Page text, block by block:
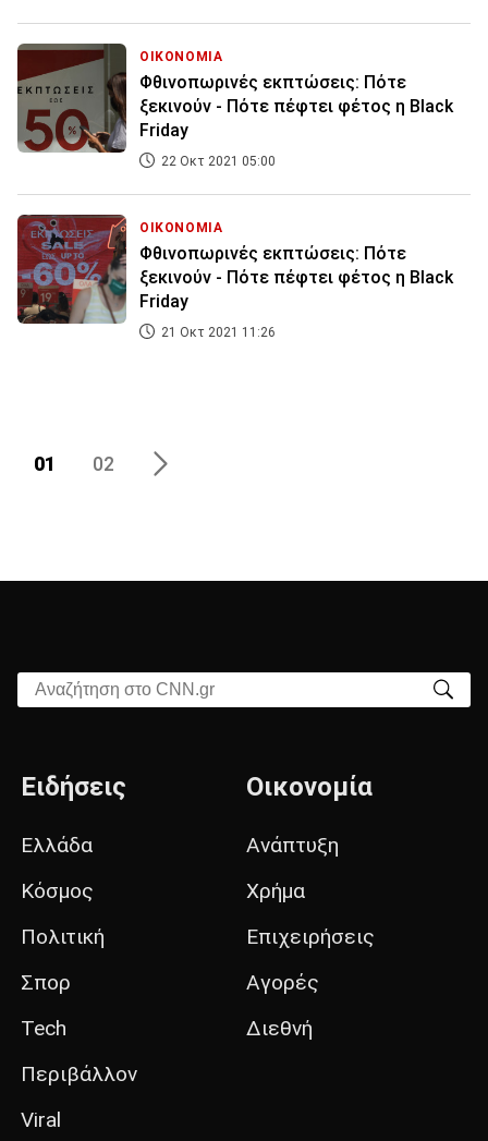
ΟΙΚΟΝΟΜΙΑ
Φθινοπωρινές εκπτώσεις: Πότε
ξεκινούν - Πότε πέφτει φέτος η Black
Friday
22 Οκτ 2021 05:00
ΟΙΚΟΝΟΜΙΑ
Φθινοπωρινές εκπτώσεις: Πότε
ξεκινούν - Πότε πέφτει φέτος η Black
Friday
21 Οκτ 2021 11:26
01 02
Αναζήτηση στο CNN.gr
Ειδήσεις
Ελλάδα
Κόσμος
Πολιτική
Σπορ
Tech
Περιβάλλον
Viral
Οικονομία
Ανάπτυξη
Χρήμα
Επιχειρήσεις
Αγορές
Διεθνή